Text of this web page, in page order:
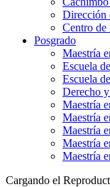
Dirección
Centro de
Posgrado
Maestría
Escuela
Escuela
Derecho
Maestría
Maestría
Maestría
Maestría
Maestría
Cargando el